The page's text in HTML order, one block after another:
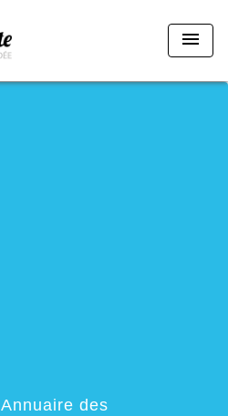
menu
Annuaire des